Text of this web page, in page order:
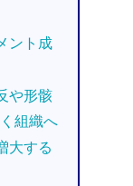
ント成
や形骸
組織へ
大する